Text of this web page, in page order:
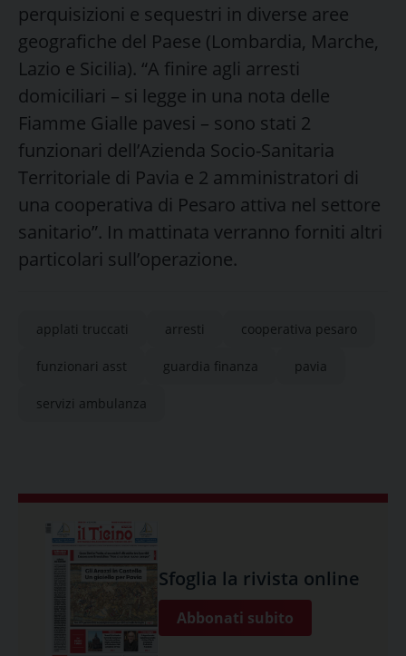
perquisizioni e sequestri in diverse aree
geografiche del Paese (Lombardia, Marche,
Lazio e Sicilia). “A finire agli arresti
domiciliari – si legge in una nota delle
Fiamme Gialle pavesi – sono stati 2
funzionari dell’Azienda Socio-Sanitaria
Territoriale di Pavia e 2 amministratori di
una cooperativa di Pesaro attiva nel settore
sanitario”. In mattinata verranno forniti altri
particolari sull’operazione.
applati truccati arresti cooperativa pesaro
funzionari asst guardia finanza pavia
servizi ambulanza
Sfoglia la rivista online
Abbonati subito